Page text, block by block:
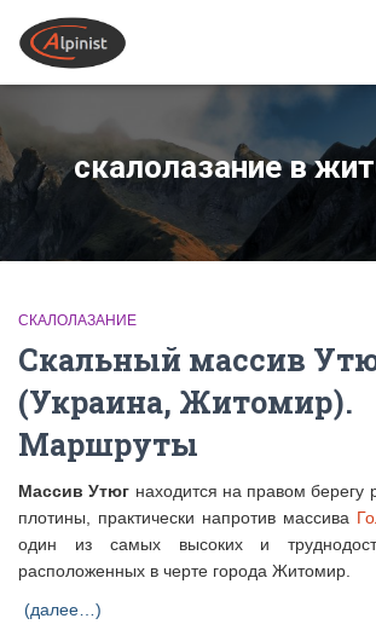
скалолазание в
СКАЛОЛАЗАНИЕ
Скальный массив
(Украина, Житомир).
Маршруты
Массив Утюг находится на правом берегу
плотины, практически напротив массива
один из самых высоких и
расположенных в черте города Житомир.
(далее…)